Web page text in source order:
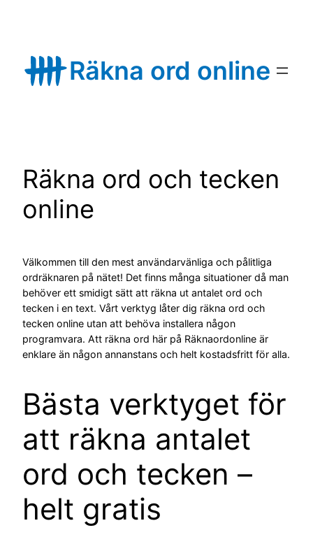
Räkna ord online
Räkna ord och tecken
online
Välkommen till den mest användarvänliga och pålitliga
ordräknaren på nätet! Det finns många situationer då man
behöver ett smidigt sätt att räkna ut antalet ord och
tecken i en text. Vårt verktyg låter dig räkna ord och
tecken online utan att behöva installera någon
programvara. Att räkna ord här på Räknaordonline är
enklare än någon annanstans och helt kostadsfritt för alla.
Bästa verktyget för
att räkna antalet
ord och tecken –
helt gratis